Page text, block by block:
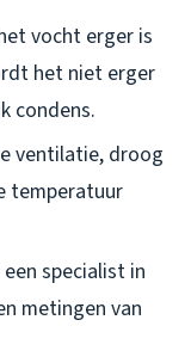
vocht erger is
het niet erger
condens.
ventilatie, droog
temperatuur
een specialist in
metingen van